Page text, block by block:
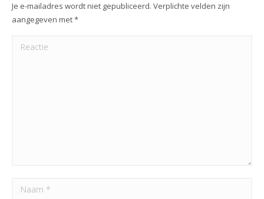
Je e-mailadres wordt niet gepubliceerd. Verplichte velden zijn
aangegeven met*
Reactie
Naam *